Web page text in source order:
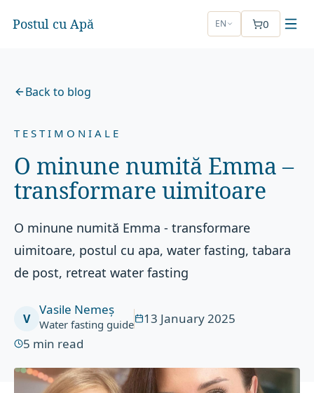
Postul cu Apă EN 0
Back to blog
TESTIMONIALE
O minune numită Emma –
transformare uimitoare
O minune numită Emma - transformare
uimitoare, postul cu apa, water fasting, tabara
de post, retreat water fasting
V
Vasile Nemeș
Water fasting guide
13 January 2025
5 min read